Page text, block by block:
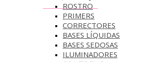
ROSTRO
PRIMERS
CORRECTORES
BASES LÍQUIDAS
BASES SEDOSAS
ILUMINADORES